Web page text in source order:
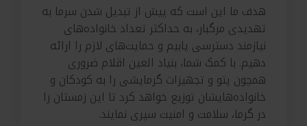
هدف ما این است که پیش از تبدیل شدن سرما به
تهدیدی مرگبار، به حداکثر تعداد خانواده‌های
نیازمند دسترسی یابیم و حمایت‌های لازم را ارائه
دهیم. با کمک شما، بنیاد العین اقلام ضروری
همچون پتو و تجهیزات گرمایشی را به کودکان و
خانواده‌هایشان توزیع خواهد کرد تا این زمستان را
در گرما، سلامت و امنیت سپری نمایند.